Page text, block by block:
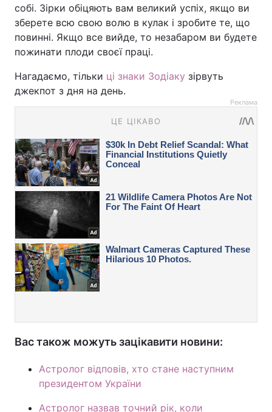
собі. Зірки обіцяють вам великий успіх, якщо ви
зберете всю свою волю в кулак і зробите те, що
повинні. Якщо все вийде, то незабаром ви будете
пожинати плоди своєї праці.
Нагадаємо, тільки ці знаки Зодіаку зірвуть
джекпот з дня на день.
Реклама
Вас також можуть зацікавити новини:
Астролог відповів, хто стане наступним
президентом України
Астролог назвав точний рік, коли